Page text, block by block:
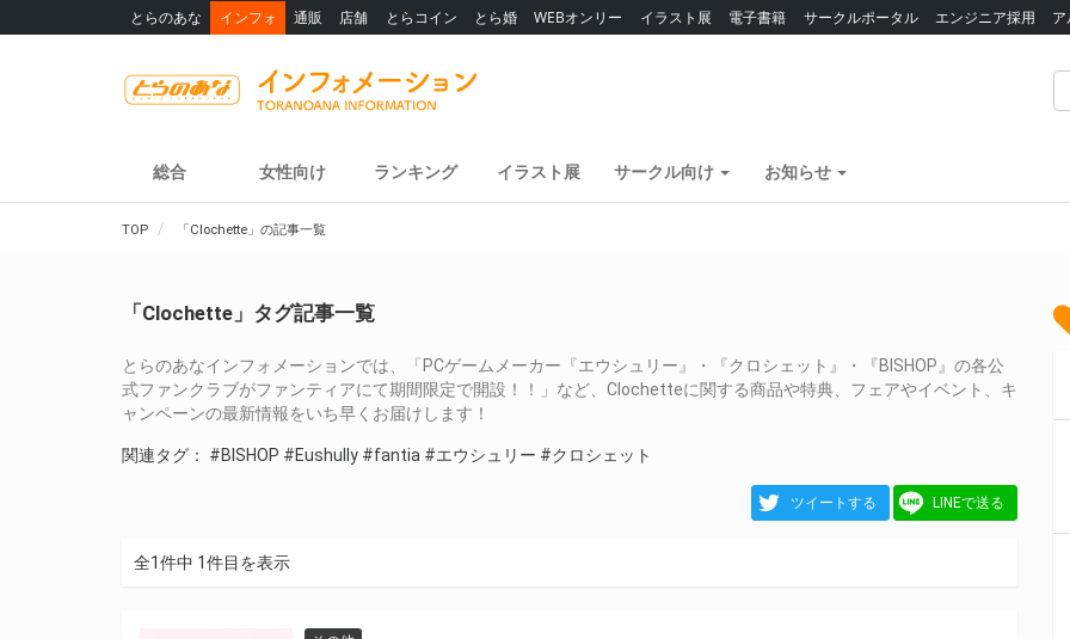
とらのあな インフォ 通販 店舗 とらコイン とら婚 WEBオンリー イラスト展 電子書籍 サークルポータル エンジニア採用
総合 女性向け ランキング イラスト展 サークル向け お知らせ
TOP 「Clochette」の記事一覧
「Clochette」タグ記事一覧
とらのあなインフォメーションでは、「PCゲームメーカー『エウシュリー』・『クロシェット』・『BISHOP』の各公
式ファンクラブがファンティアにて期間限定で開設！！」など、Clochetteに関する商品や特典、フェアやイベント、キ
ャンペーンの最新情報をいち早くお届けします！
関連タグ： #BISHOP #Eushully #fantia #エウシュリー #クロシェット
ツイートする LINEで送る
全1件中 1件目を表示